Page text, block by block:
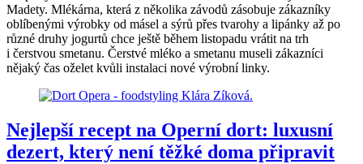
Madety. Mlékárna, která z několika závodů zásobuje zákazníky
oblíbenými výrobky od másel a sýrů přes tvarohy a lipánky až po
různé druhy jogurtů chce ještě během listopadu vrátit na trh
i čerstvou smetanu. Čerstvé mléko a smetanu museli zákazníci
nějaký čas oželet kvůli instalaci nové výrobní linky.
Nejlepší recept na Operní dort: luxusní
dezert, který není těžké doma připravit